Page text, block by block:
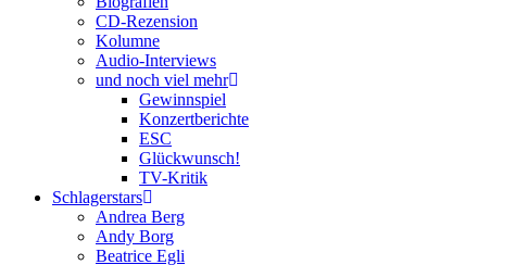
CD-Rezension
Kolumne
Audio-Interviews
und noch viel mehr
Gewinnspiel
Konzertberichte
ESC
Glückwunsch!
TV-Kritik
Schlagerstars
Andrea Berg
Andy Borg
Beatrice Egli